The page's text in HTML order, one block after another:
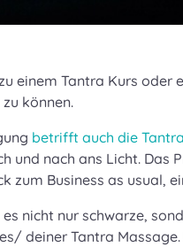
einem Tantra Kurs
können.
betrifft auch die
und nach ans Licht.
zum Business as
nicht nur schwarze,
deiner Tantra